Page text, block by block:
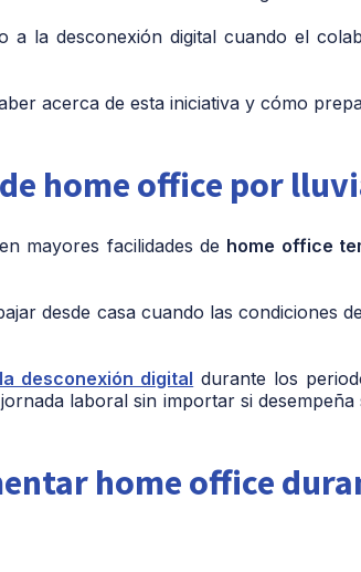
a la desconexión digital cuando el
acerca de esta iniciativa y cómo
home office por
mayores facilidades de home office
desde casa cuando las condiciones
desconexión digital durante los
laboral sin importar si desempeña
home office